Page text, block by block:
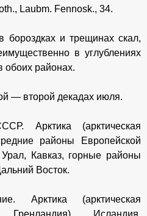
Laubm. Fennosk., 34.
бороздках и трещинах скал,
в углублениях
обоих районах.
— второй декадах июля.
Арктика (арктическая
районы Европейской
Кавказ, горные районы
Восток.
Арктика (арктическая
Исландия,